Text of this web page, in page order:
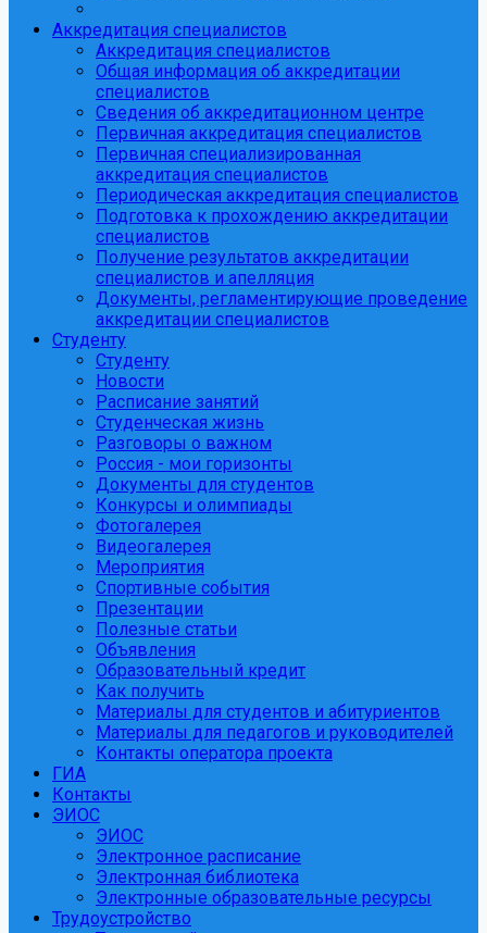
Аккредитация специалистов
Аккредитация специалистов
Общая информация об аккредитации
специалистов
Сведения об аккредитационном центре
Первичная аккредитация специалистов
Первичная специализированная
аккредитация специалистов
Периодическая аккредитация специалистов
Подготовка к прохождению аккредитации
специалистов
Получение результатов аккредитации
специалистов и апелляция
Документы, регламентирующие проведение
аккредитации специалистов
Студенту
Студенту
Новости
Расписание занятий
Студенческая жизнь
Разговоры о важном
Россия - мои горизонты
Документы для студентов
Конкурсы и олимпиады
Фотогалерея
Видеогалерея
Мероприятия
Спортивные события
Презентации
Полезные статьи
Объявления
Образовательный кредит
Как получить
Материалы для студентов и абитуриентов
Материалы для педагогов и руководителей
Контакты оператора проекта
ГИА
Контакты
ЭИОС
ЭИОС
Электронное расписание
Электронная библиотека
Электронные образовательные ресурсы
Трудоустройство